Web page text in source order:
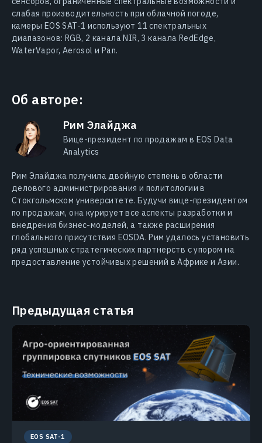
слабая производительность при облачной погоде,
камеры EOS SAT-1 используют 11 спектральных
диапазонов: RGB, 2 канала NIR, 3 канала RedEdge,
WaterVapor, Aerosol и Pan.
Об авторе:
Рим Элайджа
Вице-президент по продажам в EOS Data
Analytics
Рим Элайджа получила двойную степень в области
делового администрирования и политологии в
Стокгольмском университете. Будучи вице-президентом
по продажам, она курирует все аспекты разработки и
внедрения бизнес-моделей, а также расширения
глобального присутствия EOSDA. Рим удалось установить
ряд успешных стратегических партнерств с упором на
предоставление устойчивых решений в Африке и Азии.
Предыдущая статья
EOS SAT-1